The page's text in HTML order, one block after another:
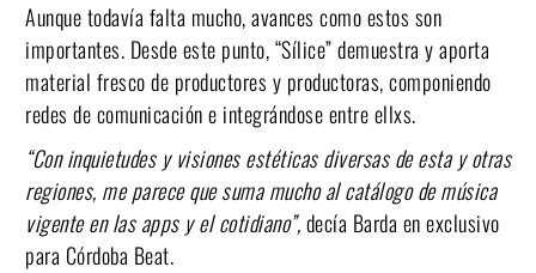
Aunque todavía falta mucho, avances como estos son
importantes. Desde este punto, “Sílice” demuestra y aporta
material fresco de productores y productoras, componiendo
redes de comunicación e integrándose entre ellxs.
“Con inquietudes y visiones estéticas diversas de esta y otras
regiones, me parece que suma mucho al catálogo de música
vigente en las apps y el cotidiano”,decía Barda en exclusivo
para Córdoba Beat.